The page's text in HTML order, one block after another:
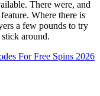
There were, and
Where there is
a few pounds to try
around.
For Free Spins 2026